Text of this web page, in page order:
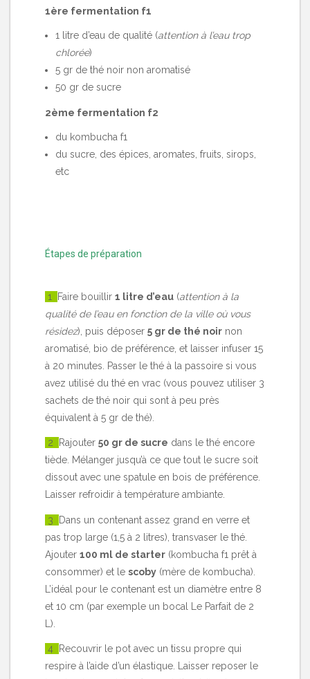
1ère fermentation f1
1 litre d’eau de qualité (attention à l’eau trop
chlorée)
5 gr de thé noir non aromatisé
50 gr de sucre
2ème fermentation f2
du kombucha f1
du sucre, des épices, aromates, fruits, sirops,
etc
Étapes de préparation
1 Faire bouillir 1 litre d’eau (attention à la
qualité de l’eau en fonction de la ville où vous
résidez), puis déposer 5 gr de thé noir non
aromatisé, bio de préférence, et laisser infuser 15
à 20 minutes. Passer le thé à la passoire si vous
avez utilisé du thé en vrac (vous pouvez utiliser 3
sachets de thé noir qui sont à peu près
équivalent à 5 gr de thé).
2 Rajouter 50 gr de sucre dans le thé encore
tiède. Mélanger jusqu’à ce que tout le sucre soit
dissout avec une spatule en bois de préférence.
Laisser refroidir à température ambiante.
3 Dans un contenant assez grand en verre et
pas trop large (1,5 à 2 litres), transvaser le thé.
Ajouter 100 ml de starter (kombucha f1 prêt à
consommer) et le scoby (mère de kombucha).
L’idéal pour le contenant est un diamètre entre 8
et 10 cm (par exemple un bocal Le Parfait de 2
L).
4
Recouvrir le pot avec un tissu propre qui
respire à l’aide d’un élastique. Laisser reposer le